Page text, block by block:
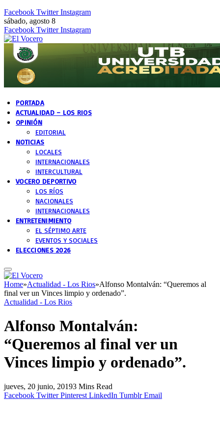
Facebook Twitter Instagram
sábado, agosto 8
Facebook Twitter Instagram
PORTADA
ACTUALIDAD – LOS RIOS
OPINIÓN
EDITORIAL
NOTICIAS
LOCALES
INTERNACIONALES
INTERCULTURAL
VOCERO DEPORTIVO
LOS RÍOS
NACIONALES
INTERNACIONALES
ENTRETENIMIENTO
EL SÉPTIMO ARTE
EVENTOS Y SOCIALES
ELECCIONES 2026
Home»Actualidad - Los Rios»Alfonso Montalván: “Queremos al
final ver un Vinces limpio y ordenado”.
Actualidad - Los Rios
Alfonso Montalván:
“Queremos al final ver un
Vinces limpio y ordenado”.
jueves, 20 junio, 20193 Mins Read
Facebook Twitter Pinterest LinkedIn Tumblr Email